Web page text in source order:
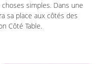
simples. Dans une
sa place aux côtés des
Côté Table.